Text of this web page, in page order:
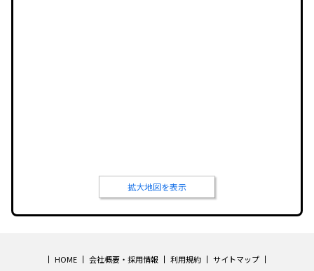
拡大地図を表示
HOME 会社概要・採用情報 利用規約 サイトマップ